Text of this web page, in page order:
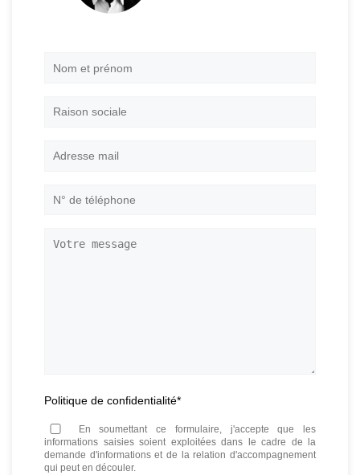
Nom
Raison
Adresse
N°
Votre
Politique de confidentialité*
En soumettant ce formulaire, j'accepte que les
informations saisies soient exploitées dans le cadre de la
demande d'informations et de la relation d'accompagnement
qui peut en découler.